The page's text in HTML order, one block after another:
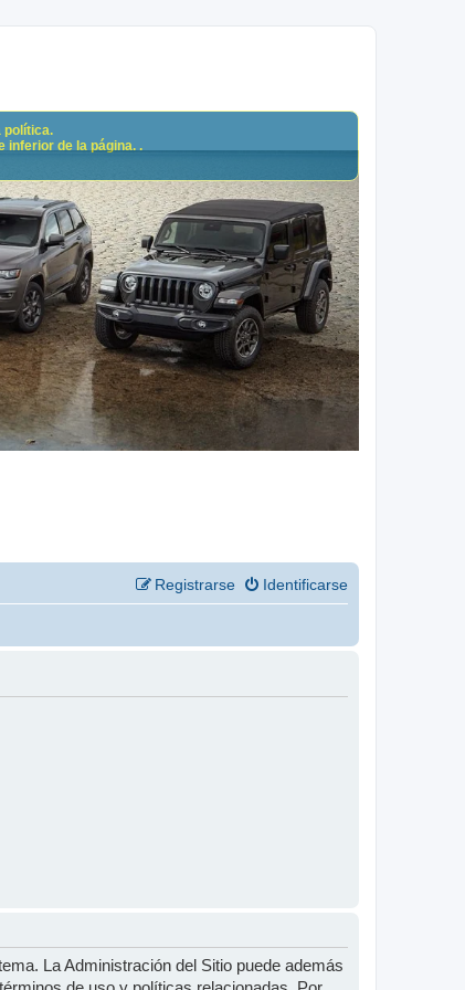
Identificarse
Registrarse
La Administración del Sitio puede además
política.
inferior de la página. .